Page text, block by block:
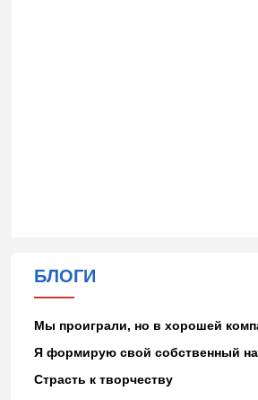
БЛОГИ
Мы проиграли, но в хорошей
Я формирую свой собственный
Страсть к творчеству